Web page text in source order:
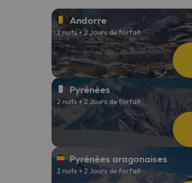
Oups, nous n'avons pas trouvé
Il semble que notre chercheur se
Andorre
2 nuits + 2 Jours de forfait
Pyrénées
2 nuits + 2 Jours de forfait
Pyrénées aragonaises
2 nuits + 2 Jours de forfait